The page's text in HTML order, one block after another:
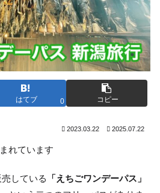
はてブ 0 コピー
2023.03.22 2025.07.22
れています
している
「えちごワンデーパス」